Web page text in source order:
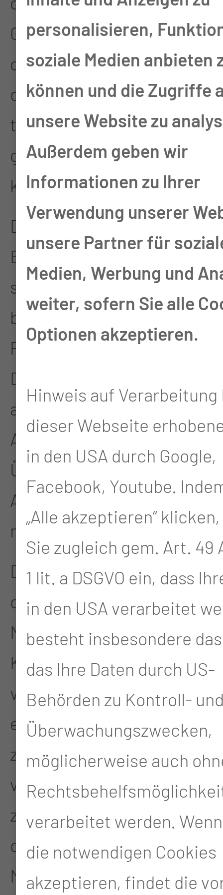
Glastrennwände zwischen
den Behandlungsplätzen,
die je nach Bedarf von
transparent auf blickdicht
geschalten werden
können.
Das konsequente
Belegungsmanagement
sorgt für einen
barrierefreien
Patientenablauf ins Haus.
Der Warteraum steht
ausschließlich für
Angehörige bereit.
Überfüllungen und
Abmeldungen sollen nicht
mehr auftreten.
Dr. Tim Flasbeck, Chefarzt
der Klinik für Akut und
Notfallmedizin, hat das
Konzept in den
vergangenen 16 Jahren
entwickelt und es bis
zuletzt immer weiter
verfeinert. Dieses
zeichnet sich vor allem
durch kurze Wege für die
Mitarbeitenden aus. Die
personalisieren,
soziale Medien anbieten
können und die Zugriffe
unsere Website zu
Außerdem geben wir
Informationen zu Ihrer
Verwendung unserer
unsere Partner für
Medien, Werbung und
weiter, sofern Sie alle
Optionen akzeptieren.
Hinweis auf Verarbeitung
dieser Webseite
in den USA durch Google,
Facebook, Youtube.
„Alle akzeptieren“
Sie zugleich gem. Art. 49
1 lit. a DSGVO ein, dass
in den USA verarbeitet
besteht insbesondere
das Ihre Daten durch US-
Behörden zu Kontroll-
Überwachungszwecken,
möglicherweise auch
verarbeitet werden.
die notwendigen Cookies
akzeptieren, findet die